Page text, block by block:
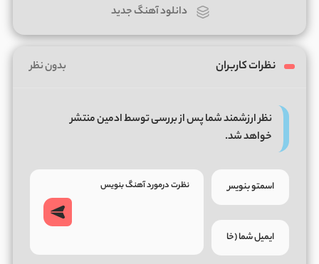
دانلود آهنگ جدید
نظرات کاربران بدون نظر
نظر ارزشمند شما پس از بررسی توسط ادمین منتشر
خواهد شد.